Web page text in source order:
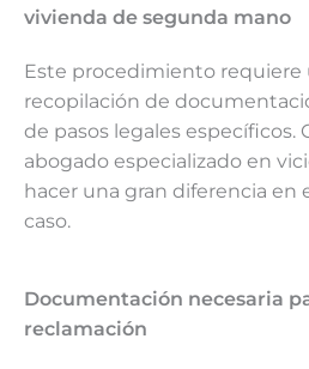
vivienda de segunda mano
Este procedimiento requiere
recopilación de
de pasos legales específicos.
abogado especializado en
hacer una gran diferencia en
caso.
Documentación necesaria
reclamación